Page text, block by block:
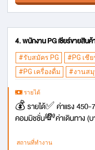
4. พนักงาน PG เชียร์ขายสิน
#รับสมัคร PG #PG เชี
#PG เครื่องดื่ม
#งานส
รายได้
💰 รายได้✅ ค่าแรง
คอมมิชชั่น💸ค่าเดินทาง
สถานที่ทำงาน